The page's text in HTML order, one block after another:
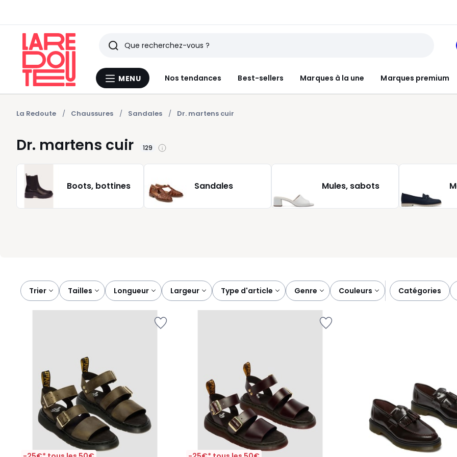
Menu
MENU Nos tendances Best-sellers Marques à la une Marques premium
Rechercher
Derniers
articles
vus
La Redoute Chaussures Sandales Dr. martens cuir
Dr. martens cuir 129
Boots, bottines Sandales Mules, sabots
Trier
tailles longueur largeur type d'article genre couleurs catégories